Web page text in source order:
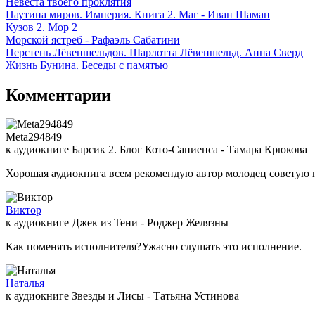
Паутина миров. Империя. Книга 2. Маг - Иван Шаман
Кузов 2. Мор 2
Морской ястреб - Рафаэль Сабатини
Перстень Лёвеншельдов. Шарлотта Лёвеншельд. Анна Сверд
Жизнь Бунина. Беседы с памятью
Комментарии
Meta294849
к аудиокниге Барсик 2. Блог Кото-Сапиенса - Тамара Крюкова
Хорошая аудиокнига всем рекомендую автор молодец советую
Виктор
к аудиокниге Джек из Тени - Роджер Желязны
Как поменять исполнителя?Ужасно слушать это исполнение.
Наталья
к аудиокниге Звезды и Лисы - Татьяна Устинова